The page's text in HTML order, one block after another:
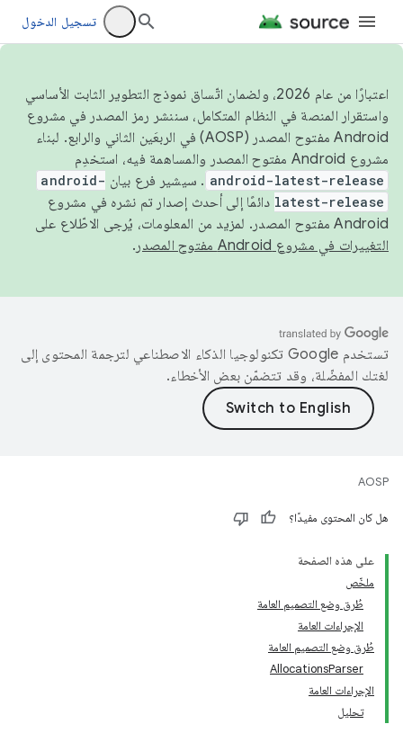
تسجيل الدخول
اعتبارًا من عام 2026، ولضمان اتّساق نموذج التطوير الثابت الأساسي
واستقرار المنصة في النظام المتكامل، سننشر رمز المصدر في مشروع
Android مفتوح المصدر (AOSP) في الربعَين الثاني والرابع. لبناء
مشروع Android مفتوح المصدر والمساهمة فيه، استخدِم
android-latest-release . سيشير فرع بيان android-
latest-release دائمًا إلى أحدث إصدار تم نشره في مشروع
Android مفتوح المصدر. لمزيد من المعلومات، يُرجى الاطّلاع على
التغييرات في مشروع Android مفتوح المصدر
.
تستخدم Google تكنولوجيا الذكاء الاصطناعي لترجمة المحتوى إلى
لغتك المفضّلة، وقد تتضمّن بعض الأخطاء.
AOSP
هل كان المحتوى مفيدًا؟
على هذه الصفحة
ملخّص
طُرق وضع التصميم العامة
الإجراءات العامة
طُرق وضع التصميم العامة
AllocationsParser
الإجراءات العامة
تحليل